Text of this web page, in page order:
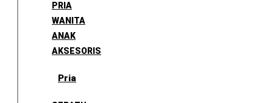
PRIA
WANITA
ANAK
AKSESORIS
Pria